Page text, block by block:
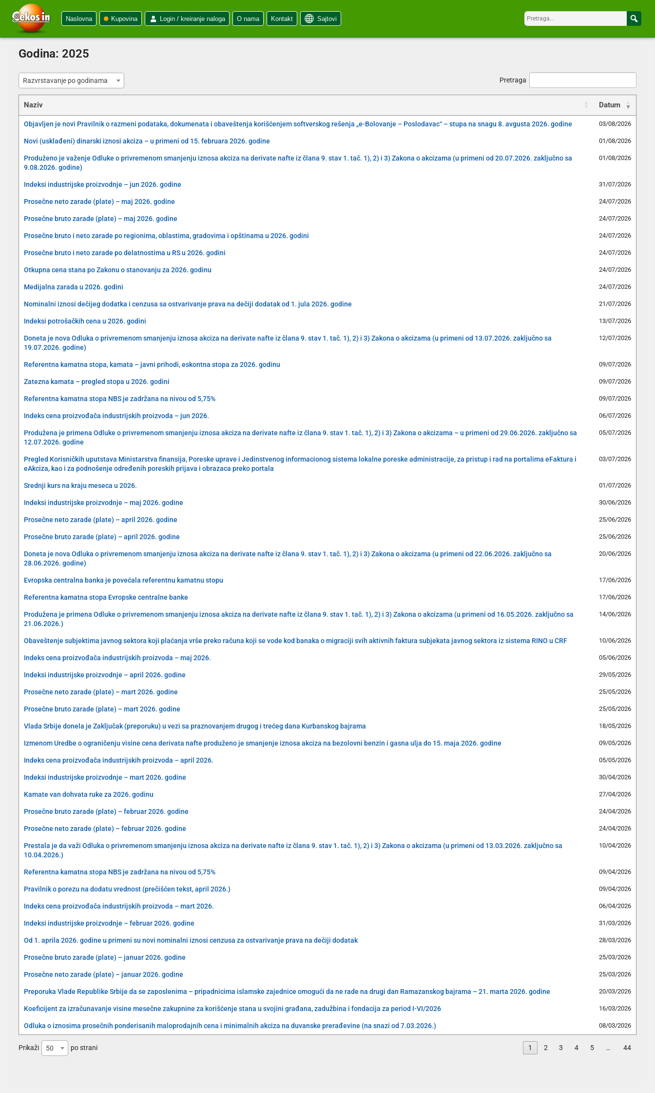
Naslovna Kupovina Login / kreiranje naloga O nama Kontakt Sajtovi
Godina: 2025
Razvrstavanje po godinama Pretraga
Naziv Datum
Objavljen je novi Pravilnik o razmeni podataka, dokumenata i obaveštenja korišćenjem softverskog rešenja „e-Bolovanje – Poslodavac“ – stupa na snagu 8. avgusta 2026. godine 03/08/2026
Novi (usklađeni) dinarski iznosi akciza – u primeni od 15. februara 2026. godine 01/08/2026
Produženo je važenje Odluke o privremenom smanjenju iznosa akciza na derivate nafte iz člana 9. stav 1. tač. 1), 2) i 3) Zakona o akcizama (u primeni od 20.07.2026. zaključno sa
9.08.2026. godine)
01/08/2026
Indeksi industrijske proizvodnje – jun 2026. godine 31/07/2026
Prosečne neto zarade (plate) – maj 2026. godine 24/07/2026
Prosečne bruto zarade (plate) – maj 2026. godine 24/07/2026
Prosečne bruto i neto zarade po regionima, oblastima, gradovima i opštinama u 2026. godini 24/07/2026
Prosečne bruto i neto zarade po delatnostima u RS u 2026. godini 24/07/2026
Otkupna cena stana po Zakonu o stanovanju za 2026. godinu 24/07/2026
Medijalna zarada u 2026. godini 24/07/2026
Nominalni iznosi dečijeg dodatka i cenzusa sa ostvarivanje prava na dečiji dodatak od 1. jula 2026. godine 21/07/2026
Indeksi potrošačkih cena u 2026. godini 13/07/2026
Doneta je nova Odluka o privremenom smanjenju iznosa akciza na derivate nafte iz člana 9. stav 1. tač. 1), 2) i 3) Zakona o akcizama (u primeni od 13.07.2026. zaključno sa
19.07.2026. godine)
12/07/2026
Referentna kamatna stopa, kamata – javni prihodi, eskontna stopa za 2026. godinu 09/07/2026
Zatezna kamata – pregled stopa u 2026. godini 09/07/2026
Referentna kamatna stopa NBS je zadržana na nivou od 5,75% 09/07/2026
Indeks cena proizvođača industrijskih proizvoda – jun 2026. 06/07/2026
Produžena je primena Odluke o privremenom smanjenju iznosa akciza na derivate nafte iz člana 9. stav 1. tač. 1), 2) i 3) Zakona o akcizama – u primeni od 29.06.2026. zaključno sa
12.07.2026. godine
05/07/2026
Pregled Korisničkih uputstava Ministarstva finansija, Poreske uprave i Jedinstvenog informacionog sistema lokalne poreske administracije, za pristup i rad na portalima eFaktura i
eAkciza, kao i za podnošenje određenih poreskih prijava i obrazaca preko portala
03/07/2026
Srednji kurs na kraju meseca u 2026. 01/07/2026
Indeksi industrijske proizvodnje – maj 2026. godine 30/06/2026
Prosečne neto zarade (plate) – april 2026. godine 25/06/2026
Prosečne bruto zarade (plate) – april 2026. godine 25/06/2026
Doneta je nova Odluka o privremenom smanjenju iznosa akciza na derivate nafte iz člana 9. stav 1. tač. 1), 2) i 3) Zakona o akcizama (u primeni od 22.06.2026. zaključno sa
28.06.2026. godine)
20/06/2026
Evropska centralna banka je povećala referentnu kamatnu stopu 17/06/2026
Referentna kamatna stopa Evropske centralne banke 17/06/2026
Produžena je primena Odluke o privremenom smanjenju iznosa akciza na derivate nafte iz člana 9. stav 1. tač. 1), 2) i 3) Zakona o akcizama (u primeni od 16.05.2026. zaključno sa
21.06.2026.)
14/06/2026
Obaveštenje subjektima javnog sektora koji plaćanja vrše preko računa koji se vode kod banaka o migraciji svih aktivnih faktura subjekata javnog sektora iz sistema RINO u CRF 10/06/2026
Indeks cena proizvođača industrijskih proizvoda – maj 2026. 05/06/2026
Indeksi industrijske proizvodnje – april 2026. godine 29/05/2026
Prosečne neto zarade (plate) – mart 2026. godine 25/05/2026
Prosečne bruto zarade (plate) – mart 2026. godine 25/05/2026
Vlada Srbije donela je Zaključak (preporuku) u vezi sa praznovanjem drugog i trećeg dana Kurbanskog bajrama 18/05/2026
Izmenom Uredbe o ograničenju visine cena derivata nafte produženo je smanjenje iznosa akciza na bezolovni benzin i gasna ulja do 15. maja 2026. godine 09/05/2026
Indeks cena proizvođača industrijskih proizvoda – april 2026. 05/05/2026
Indeksi industrijske proizvodnje – mart 2026. godine 30/04/2026
Kamate van dohvata ruke za 2026. godinu 27/04/2026
Prosečne bruto zarade (plate) – februar 2026. godine 24/04/2026
Prosečne neto zarade (plate) – februar 2026. godine 24/04/2026
Prestala je da važi Odluka o privremenom smanjenju iznosa akciza na derivate nafte iz člana 9. stav 1. tač. 1), 2) i 3) Zakona o akcizama (u primeni od 13.03.2026. zaključno sa
10.04.2026.)
10/04/2026
Referentna kamatna stopa NBS je zadržana na nivou od 5,75% 09/04/2026
Pravilnik o porezu na dodatu vrednost (prečišćen tekst, april 2026.) 09/04/2026
Indeks cena proizvođača industrijskih proizvoda – mart 2026. 06/04/2026
Indeksi industrijske proizvodnje – februar 2026. godine 31/03/2026
Od 1. aprila 2026. godine u primeni su novi nominalni iznosi cenzusa za ostvarivanje prava na dečiji dodatak 28/03/2026
Prosečne bruto zarade (plate) – januar 2026. godine 25/03/2026
Prosečne neto zarade (plate) – januar 2026. godine 25/03/2026
Preporuka Vlade Republike Srbije da se zaposlenima – pripadnicima islamske zajednice omogući da ne rade na drugi dan Ramazanskog bajrama – 21. marta 2026. godine 20/03/2026
Koeficijent za izračunavanje visine mesečne zakupnine za korišćenje stana u svojini građana, zadužbina i fondacija za period I-VI/2026 16/03/2026
Odluka o iznosima prosečnih ponderisanih maloprodajnih cena i minimalnih akciza na duvanske prerađevine (na snazi od 7.03.2026.) 08/03/2026
Prikaži 50 po strani 1 2 3 4 5 … 44